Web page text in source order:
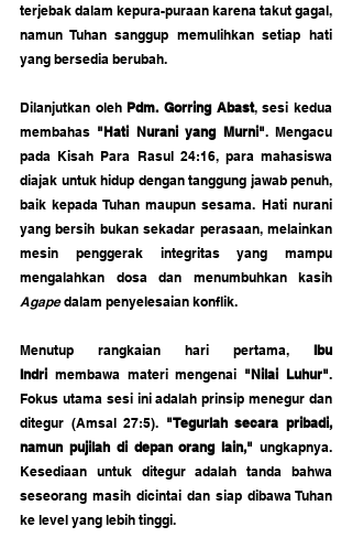
terjebak dalam kepura-puraan karena takut gagal,
namun Tuhan sanggup memulihkan setiap hati
yang bersedia berubah.
Dilanjutkan oleh Pdm. Gorring Abast, sesi kedua
membahas "Hati Nurani yang Murni". Mengacu
pada Kisah Para Rasul 24:16, para mahasiswa
diajak untuk hidup dengan tanggung jawab penuh,
baik kepada Tuhan maupun sesama. Hati nurani
yang bersih bukan sekadar perasaan, melainkan
mesin penggerak integritas yang mampu
Agape dalam penyelesaian konflik.
Menutup rangkaian hari pertama, Ibu
Indri membawa materi mengenai "Nilai Luhur".
Fokus utama sesi ini adalah prinsip menegur dan
ditegur (Amsal 27:5). "Tegurlah secara pribadi,
namun pujilah di depan orang lain," ungkapnya.
Kesediaan untuk ditegur adalah tanda bahwa
seseorang masih dicintai dan siap dibawa Tuhan
ke level yang lebih tinggi.